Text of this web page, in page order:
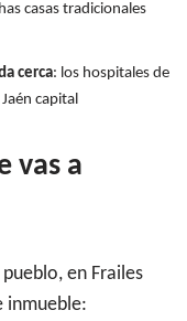
casas tradicionales
cerca: los hospitales de
capital
vas a
en Frailes
inmueble: